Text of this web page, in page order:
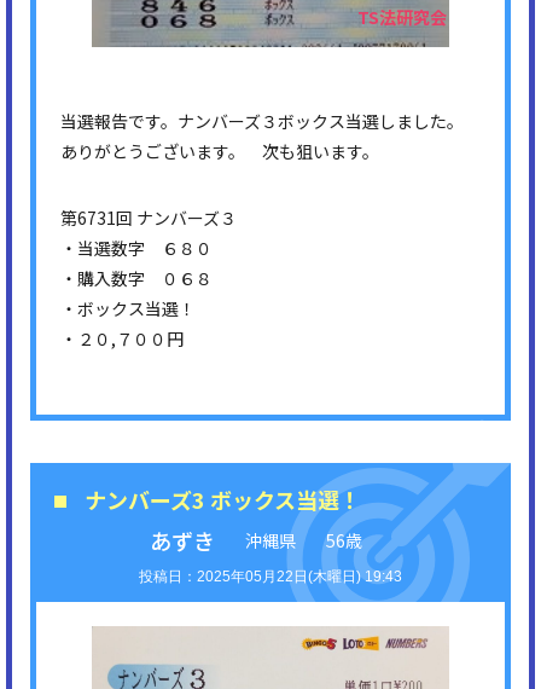
当選報告です。ナンバーズ３ボックス当選しました。
ありがとうございます。 次も狙います。
第6731回 ナンバーズ３
・当選数字 ６８０
・購入数字 ０６８
・ボックス当選！
・２０,７００円
ナンバーズ3 ボックス当選！
あずき
沖縄県 56歳
2025年05月22日(木曜日) 19:43